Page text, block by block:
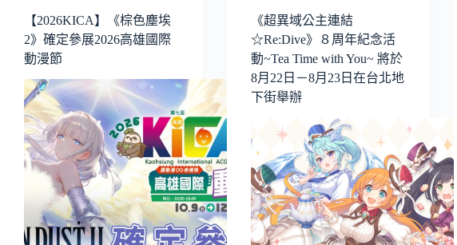
【2026KICA】《棕色塵埃
2》確定參展2026高雄國際
動漫節
《超異域公主連結
☆Re:Dive》８周年紀念活
動~Tea Time with You~ 將於
8月22日－8月23日在台北地
下街舉辦